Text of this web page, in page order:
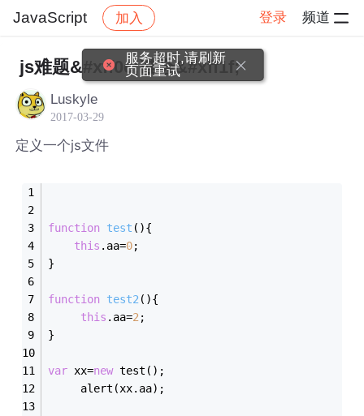
JavaScript 加入 登录 频道
社区 JavaScript 帖子详情
js难题&#xff0c;谁会&#xff1f;
Luskyle
2017-03-29
定义一个js文件
function test ( ){
this .aa=0;
}
function test2 ( ){
this .aa=2 ;
}
var xx=new test();
     alert(xx.aa);
服务超时,请刷新
页面重试